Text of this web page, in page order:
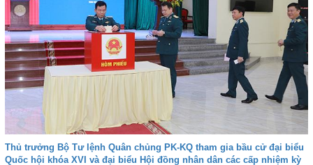
Thủ trưởng Bộ Tư lệnh Quân chủng PK-KQ tham gia bầu cử đại biểu
Quốc hội khóa XVI và đại biểu Hội đồng nhân dân các cấp nhiệm kỳ